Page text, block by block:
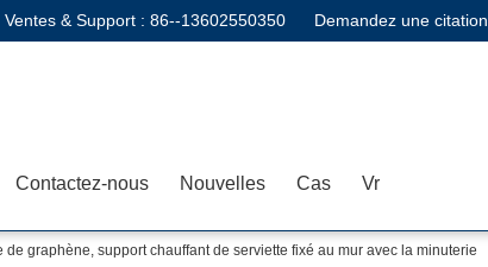
Ventes & Support : 86--13602550350 Demandez une citation
Contactez-nous Nouvelles Cas Vr
graphène, support chauffant de serviette fixé au mur avec la minuterie